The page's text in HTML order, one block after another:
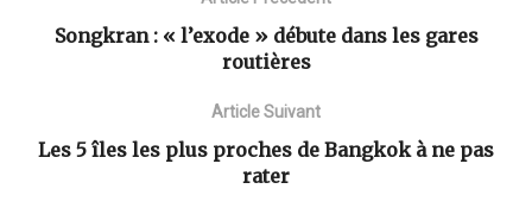
Songkran : « l’exode » débute dans les gares
routières
Article Suivant
Les 5 îles les plus proches de Bangkok à ne pas
rater